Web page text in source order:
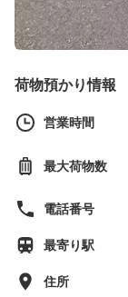
荷物預かり情報
営業時間
最大荷物数
電話番号
最寄り駅
住所